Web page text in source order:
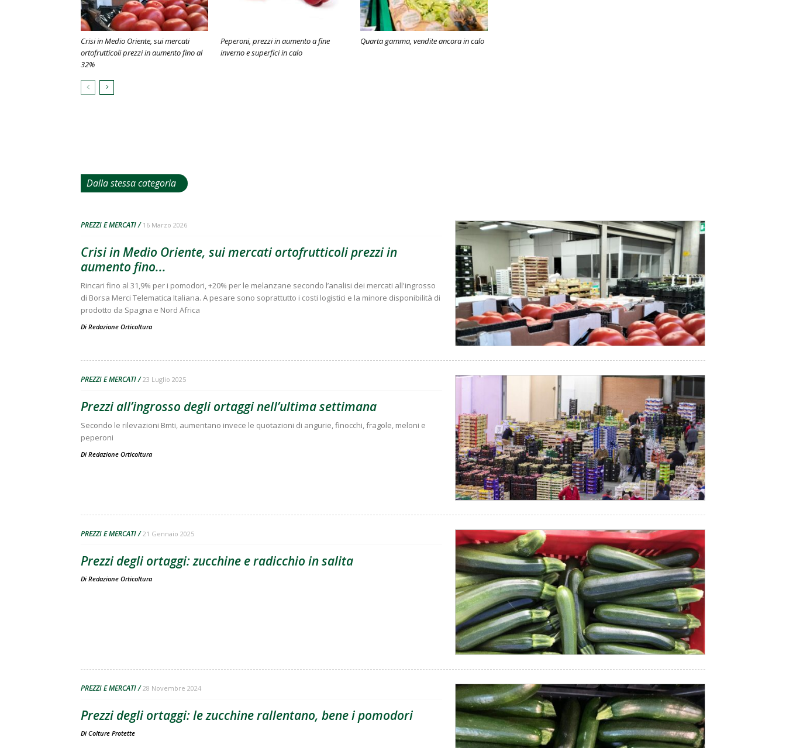
Crisi in Medio Oriente, sui mercati
ortofrutticoli prezzi in aumento fino al
32%
Peperoni, prezzi in aumento a fine
inverno e superfici in calo
Quarta gamma, vendite ancora in calo
Dalla stessa categoria
PREZZI E MERCATI 16 Marzo 2026
Crisi in Medio Oriente, sui mercati ortofrutticoli prezzi in
aumento fino...
Rincari fino al 31,9% per i pomodori, +20% per le melanzane secondo l’analisi dei mercati all'ingrosso
di Borsa Merci Telematica Italiana. A pesare sono soprattutto i costi logistici e la minore disponibilità di
prodotto da Spagna e Nord Africa
Di Redazione Orticoltura
PREZZI E MERCATI 23 Luglio 2025
Prezzi all’ingrosso degli ortaggi nell’ultima settimana
Secondo le rilevazioni Bmti, aumentano invece le quotazioni di angurie, finocchi, fragole, meloni e
peperoni
Di Redazione Orticoltura
PREZZI E MERCATI 21 Gennaio 2025
Prezzi degli ortaggi: zucchine e radicchio in salita
Di Redazione Orticoltura
PREZZI E MERCATI 28 Novembre 2024
Prezzi degli ortaggi: le zucchine rallentano, bene i pomodori
Di Colture Protette